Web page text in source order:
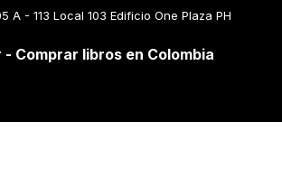
A - 113 Local 103 Edificio One Plaza PH
Comprar libros en Colombia